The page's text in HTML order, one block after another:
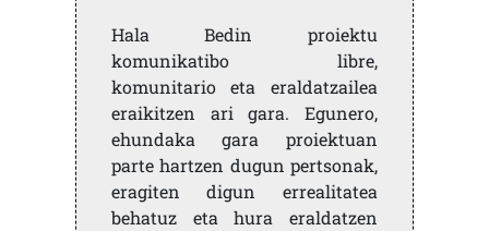
Hala Bedin proiektu
komunikatibo libre,
komunitario eta eraldatzailea
eraikitzen ari gara. Egunero,
ehundaka gara proiektuan
parte hartzen dugun pertsonak,
eragiten digun errealitatea
behatuz eta hura eraldatzen